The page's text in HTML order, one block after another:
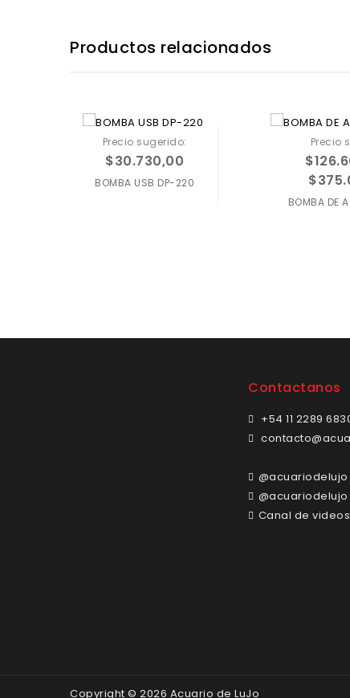
Productos relacionados
Precio sugerido:
$30.730,00
BOMBA USB DP-220
Precio
$
$
BOMBA DE
Contactanos
+54 11 2289
@acuariodelujo
@acuariodelujo
Canal de videos
Copyright © 2026 Acuario de LuJo